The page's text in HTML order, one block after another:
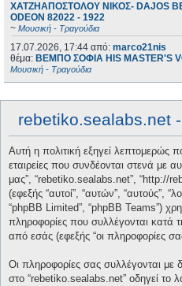
ΧΑΤΖΗΑΠΟΣΤΟΛΟΥ ΝΙΚΟΣ- DAJOS
ODEON 82022 - 1922
~ Μουσική - Τραγούδια
17.07.2026, 17:44 από: marco21nis
θέμα: ΒΕΜΠΟ ΣΟΦΙΑ HIS MASTER'S
Μουσική - Τραγούδια
rebetiko.sealabs.net -
Αυτή η πολιτική εξηγεί λεπτομερώς
εταιρείες που συνδέονται στενά με
μας”, “rebetiko.sealabs.net”, “http://
(εφεξής “αυτοί”, “αυτών”, “αυτούς”,
“phpBB Limited”, “phpBB Teams”)
πληροφορίες που συλλέγονται κατά
από εσάς (εφεξής “οι πληροφορίες
Οι πληροφορίες σας συλλέγονται
στο “rebetiko.sealabs.net” οδηγεί το